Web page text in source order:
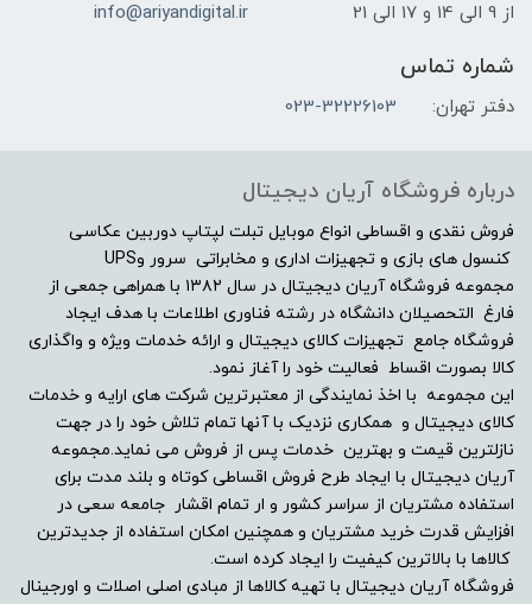
از 9 الی 14 و 17 الی 21 info@ariyandigital.ir
شماره تماس
دفتر تهران: 023-32226103
درباره فروشگاه آریان دیجیتال
فروش نقدی و اقساطی انواع موبایل تبلت لپتاپ دوربین عکاسی
کنسول های بازی و تجهیزات اداری و مخابراتی سرور وUPS
مجموعه فروشگاه آریان دیجیتال در سال ۱۳۸۲ با همراهی جمعی از
فارغ التحصیلان دانشگاه در رشته فناوری اطلاعات با هدف ایجاد
فروشگاه جامع تجهیزات کالای دیجیتال و ارائه خدمات ویژه و واگذاری
کالا بصورت اقساط فعالیت خود را آغاز نمود.
این مجموعه با اخذ نمایندگی از معتبرترین شرکت های ارایه و خدمات
کالای دیجیتال و همکاری نزدیک با آنها تمام تلاش خود را در جهت
نازلترین قیمت و بهترین خدمات پس از فروش می نماید.مجموعه
آریان دیجیتال با ایجاد طرح فروش اقساطی کوتاه و بلند مدت برای
استفاده مشتریان از سراسر کشور و ار تمام اقشار جامعه سعی در
افزایش قدرت خرید مشتریان و همچنین امکان استفاده از جدیدترین
کالاها با بالاترین کیفیت را ایجاد کرده است.
فروشگاه آریان دیجیتال با تهیه کالاها از مبادی اصلی اصلات و اورجینال